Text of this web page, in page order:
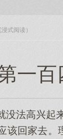
式阅读）
一
法高兴起来
回家去。